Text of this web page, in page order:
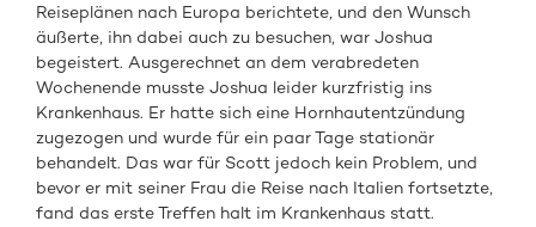
Reiseplänen nach Europa berichtete, und den Wunsch
äußerte, ihn dabei auch zu besuchen, war Joshua
begeistert. Ausgerechnet an dem verabredeten
Wochenende musste Joshua leider kurzfristig ins
Krankenhaus. Er hatte sich eine Hornhautentzündung
zugezogen und wurde für ein paar Tage stationär
behandelt. Das war für Scott jedoch kein Problem, und
bevor er mit seiner Frau die Reise nach Italien fortsetzte,
fand das erste Treffen halt im Krankenhaus statt.